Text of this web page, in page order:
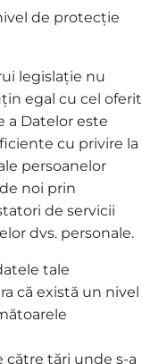
de protecție
legislație nu
egal cu cel oferit
a Datelor este
cu privire la
persoanelor
noi prin
de servicii
dvs. personale.
tale
că există un nivel
către țări unde s-a